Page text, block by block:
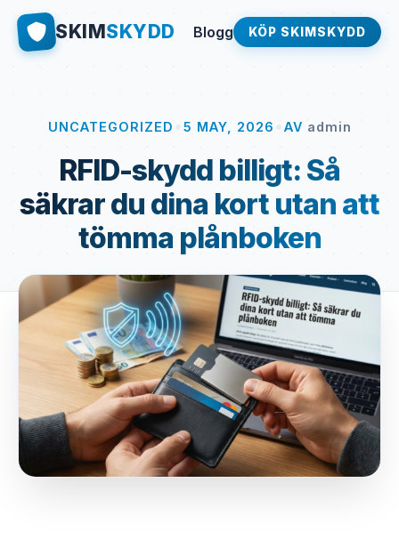
SKIMSKYDD Blogg KÖP SKIMSKYDD
UNCATEGORIZED 5 MAY, 2026 AV admin
RFID-skydd billigt: Så
säkrar du dina kort utan att
tömma plånboken